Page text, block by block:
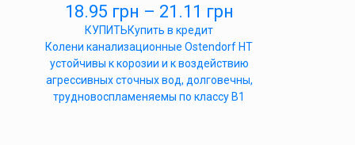
18.95 грн – 21.11 грн
КУПИТЬКупить в кредит
Колени канализационные Ostendorf HT
устойчивы к корозии и к воздействию
агрессивных сточных вод, долговечны,
трудновоспламеняемы по классу B1